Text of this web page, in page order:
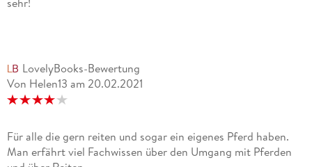
LovelyBooks-Bewertung
Von Helen13 am 20.02.2021
Für alle die gern reiten und sogar ein eigenes Pferd haben.
Man erfährt viel Fachwissen über den Umgang mit Pferden